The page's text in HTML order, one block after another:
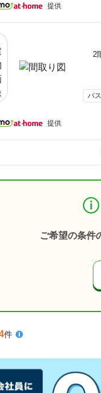
提供
2
バ
提供
ご希望の条件
件